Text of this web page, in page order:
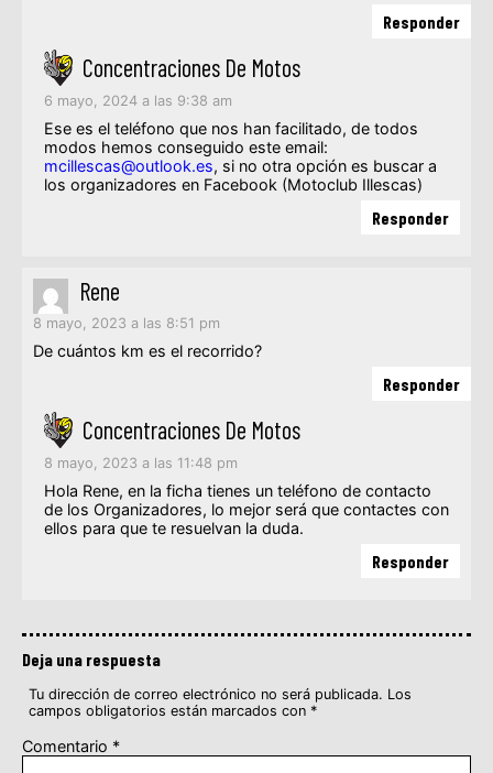
Responder
Concentraciones De Motos
6 mayo, 2024 a las 9:38 am
Ese es el teléfono que nos han facilitado, de todos
modos hemos conseguido este email:
mcillescas@outlook.es, si no otra opción es buscar a
los organizadores en Facebook (Motoclub Illescas)
Responder
Rene
8 mayo, 2023 a las 8:51 pm
De cuántos km es el recorrido?
Responder
Concentraciones De Motos
8 mayo, 2023 a las 11:48 pm
Hola Rene, en la ficha tienes un teléfono de contacto
de los Organizadores, lo mejor será que contactes con
ellos para que te resuelvan la duda.
Responder
Deja una respuesta
Tu dirección de correo electrónico no será publicada. Los
campos obligatorios están marcados con *
Comentario *